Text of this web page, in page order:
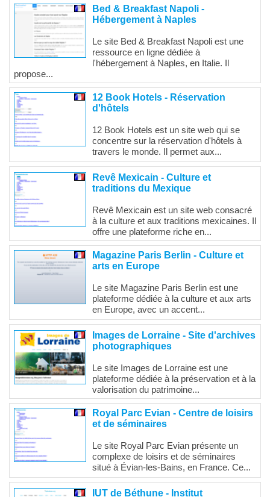
Bed & Breakfast Napoli -
Hébergement à Naples
Le site Bed & Breakfast Napoli est une
ressource en ligne dédiée à
l'hébergement à Naples, en Italie. Il
propose...
12 Book Hotels - Réservation
d'hôtels
12 Book Hotels est un site web qui se
concentre sur la réservation d'hôtels à
travers le monde. Il permet aux...
Revê Mexicain - Culture et
traditions du Mexique
Revê Mexicain est un site web consacré
à la culture et aux traditions mexicaines. Il
offre une plateforme riche en...
Magazine Paris Berlin - Culture et
arts en Europe
Le site Magazine Paris Berlin est une
plateforme dédiée à la culture et aux arts
en Europe, avec un accent...
Images de Lorraine - Site d'archives
photographiques
Le site Images de Lorraine est une
plateforme dédiée à la préservation et à la
valorisation du patrimoine...
Royal Parc Evian - Centre de loisirs
et de séminaires
Le site Royal Parc Evian présente un
complexe de loisirs et de séminaires
situé à Évian-les-Bains, en France. Ce...
IUT de Béthune - Institut